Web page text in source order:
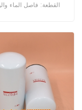
القطعة: فاصل الماء